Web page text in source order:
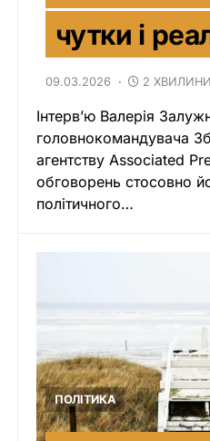
чутки і
09.03.2026 2
Інтерв’ю Валерія
головнокомандувача
агентству Associated
обговорень стосовно
політичного…
ПОЛІТИКА